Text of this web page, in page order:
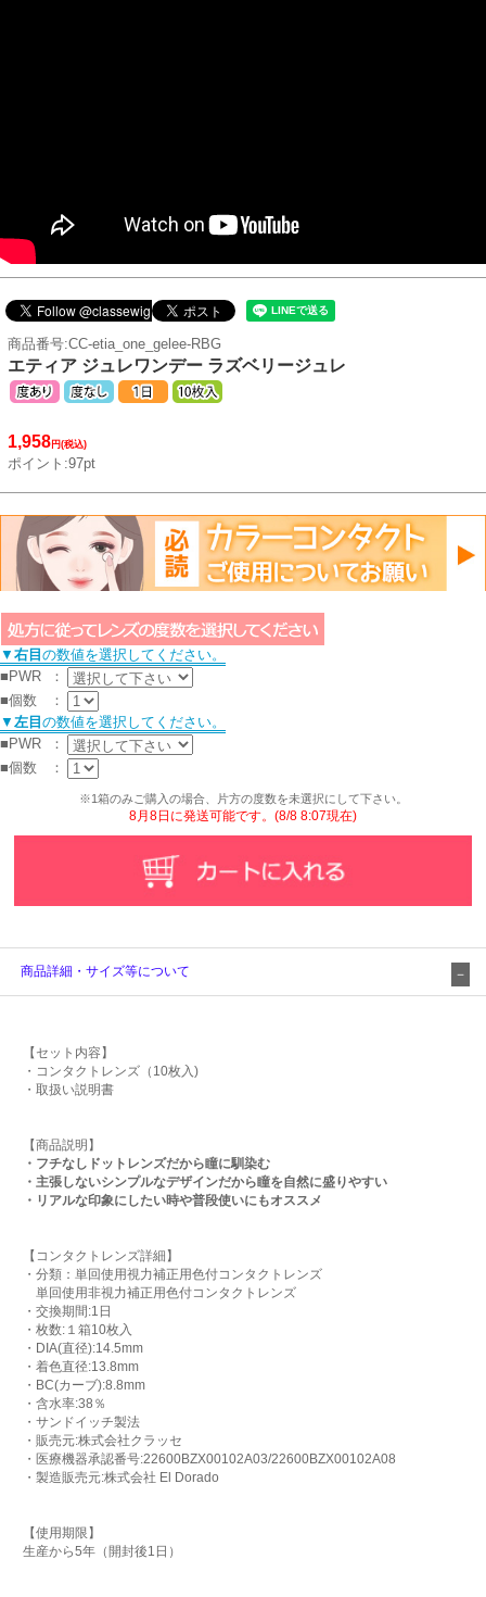
商品番号:CC-etia_one_gelee-RBG
エティア ジュレワンデー ラズベリージュレ
1,958円(税込)
ポイント:97pt
▼ 右目 の数値を選択してください。
■PWR
：
■個数
：
▼ 左目 の数値を選択してください。
■PWR
：
■個数
：
※1箱のみご購入の場合、片方の度数を未選択にして下さい。
8月8日に発送可能です。(8/8 8:07現在)
商品詳細・サイズ等について
【セット内容】
・コンタクトレンズ（10枚入)
・取扱い説明書
【商品説明】
・フチなしドットレンズだから瞳に馴染む
・主張しないシンプルなデザインだから瞳を自然に盛りやすい
・リアルな印象にしたい時や普段使いにもオススメ
【コンタクトレンズ詳細】
・分類：単回使用視力補正用色付コンタクトレンズ
単回使用非視力補正用色付コンタクトレンズ
・交換期間:1日
・枚数:１箱10枚入
・DIA(直径):14.5mm
・着色直径:13.8mm
・BC(カーブ):8.8mm
・含水率:38％
・サンドイッチ製法
・販売元:株式会社クラッセ
・医療機器承認番号:22600BZX00102A03/22600BZX00102A08
・製造販売元:株式会社 El Dorado
【使用期限】
生産から5年（開封後1日）